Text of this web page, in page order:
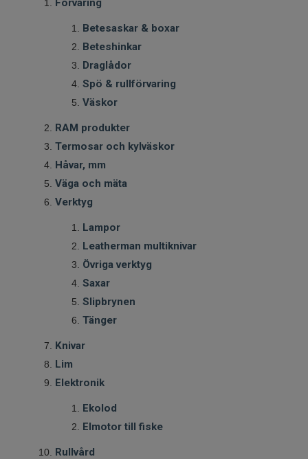
Förvaring
Betesaskar & boxar
Beteshinkar
Draglådor
Spö & rullförvaring
Väskor
RAM produkter
Termosar och kylväskor
Håvar, mm
Väga och mäta
Verktyg
Lampor
Leatherman multiknivar
Övriga verktyg
Saxar
Slipbrynen
Tänger
Knivar
Lim
Elektronik
Ekolod
Elmotor till fiske
Rullvård